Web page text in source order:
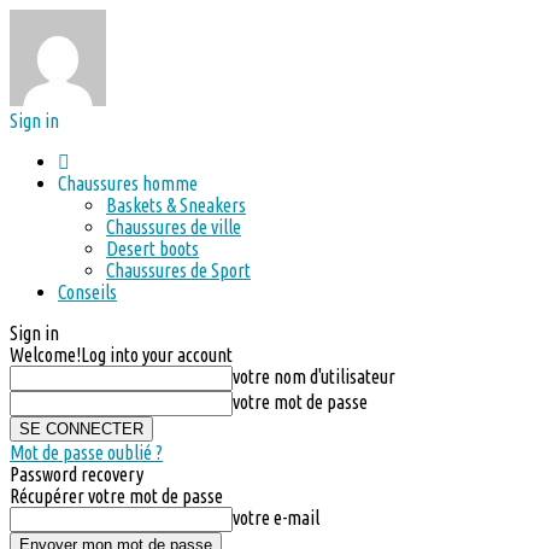
Sign in
Chaussures homme
Baskets & Sneakers
Chaussures de ville
Desert boots
Chaussures de Sport
Conseils
Sign in
Welcome!Log into your account
votre nom d'utilisateur
votre mot de passe
Mot de passe oublié ?
Password recovery
Récupérer votre mot de passe
votre e-mail